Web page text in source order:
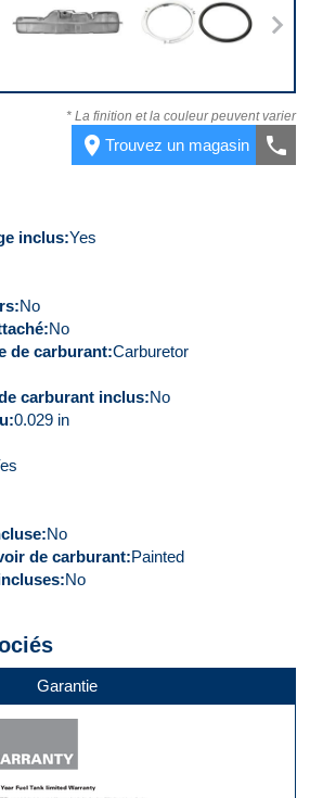
Devant Kit
* La finition et la couleur peuvent varier
place Trouvez un magasin call
inclus Yes
No
No
de carburant Carburetor
carburant inclus No
0.029 in
No
de carburant Painted
No
Garantie